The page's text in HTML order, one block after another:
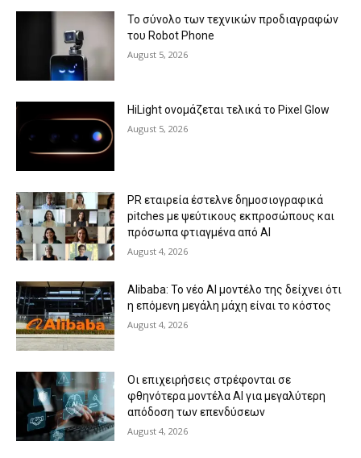
Το σύνολο των τεχνικών προδιαγραφών
του Robot Phone
August 5, 2026
HiLight ονομάζεται τελικά το Pixel Glow
August 5, 2026
PR εταιρεία έστελνε δημοσιογραφικά
pitches με ψεύτικους εκπροσώπους και
πρόσωπα φτιαγμένα από AI
August 4, 2026
Alibaba: Το νέο AI μοντέλο της δείχνει ότι
η επόμενη μεγάλη μάχη είναι το κόστος
August 4, 2026
Οι επιχειρήσεις στρέφονται σε
φθηνότερα μοντέλα AI για μεγαλύτερη
απόδοση των επενδύσεων
August 4, 2026